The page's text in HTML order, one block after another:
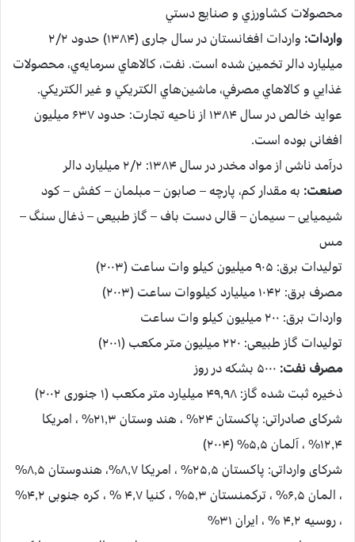
محصولات كشاورزي و صنايع دستي
واردات:
واردات افغانستان در سال جاری (۱۳۸۴) حدود ۲/۲
میلیارد دالر تخمین شده است. نفت، كالاهاي سرمايه‌ي، محصولات
غذايي و كالاهاي مصرفي، ماشين‌هاي الكتريكي و غير الكتريكي.
عواید خالص در سال ۱۳۸۴ از ناحیه تجارت: حدود ۶۳۷ میلیون
افغانی بوده است.
درآمد ناشی از مواد مخدر در سال ۱۳۸۴: ۲/۲ میلیارد دالر
صنعت: به مقدار کم، پارچه – صابون – مبلمان – کفش – کود
شیمیایی – سیمان – قالی دست باف – گاز طبیعی – ذغال سنگ –
مس
تولیدات برق: ۹۰۵ میلیون کیلو وات ساعت (۲۰۰۳)
مصرف برق: ۱۰۴۲ میلیارد کیلووات ساعت (۲۰۰۳)
واردات برق: ۲۰۰ میلیون کیلو وات ساعت
تولیدات گاز طبیعی: ۲۲۰ میلیون متر مکعب (۲۰۰۱)
مصرف نفت:
ذخیره ثبت شده گاز: ۴۹٫۹۸ میلیارد متر مکعب (۱ جنوری ۲۰۰۲)
شرکای صادراتی: پاکستان ۲۴% ، هند وستان ۲۱٫۳% ، امریکا
۱۲٫۴% ، آلمان ۵٫۵% (۲۰۰۴)
شرکای وارداتی: پاکستان ۲۵٫۵% ، امریکا ۸٫۷%، هندوستان ۸٫۵%
، المان ۶٫۵% ، ترکمنستان ۵٫۳% ، کنیا ۴٫۷ % ، کره جنوبی ۴٫۲%
، روسیه ۴٫۲ % ، ایران ۳۱%